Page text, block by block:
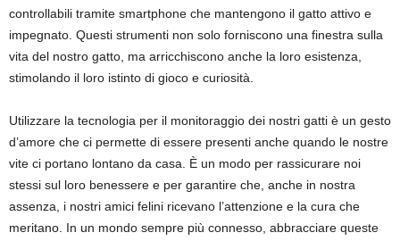
controllabili tramite smartphone che mantengono il gatto attivo e
impegnato. Questi strumenti non solo forniscono una finestra sulla
vita del nostro gatto, ma arricchiscono anche la loro esistenza,
stimolando il loro istinto di gioco e curiosità.
Utilizzare la tecnologia per il monitoraggio dei nostri gatti è un gesto
d’amore che ci permette di essere presenti anche quando le nostre
vite ci portano lontano da casa. È un modo per rassicurare noi
stessi sul loro benessere e per garantire che, anche in nostra
assenza, i nostri amici felini ricevano l’attenzione e la cura che
meritano. In un mondo sempre più connesso, abbracciare queste